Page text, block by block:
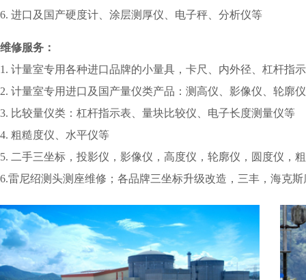
6. 进口及国产硬度计、涂层测厚仪、电子秤、分析仪等
维修服务：
1. 计量室专用各种进口品牌的小量具，卡尺、内外径、杠杆指
2. 计量室专用进口及国产量仪类产品：测高仪、影像仪、轮廓
3. 比较量仪类：杠杆指示表、量块比较仪、电子长度测量仪等
4. 粗糙度仪、水平仪等
5. 二手三坐标，投影仪，影像仪，高度仪，轮廓仪，圆度仪，
6.雷尼绍测头测座维修；各品牌三坐标升级改造，三丰，海克